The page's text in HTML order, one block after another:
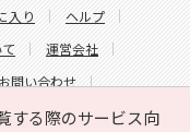
する際のサービス向
入り
ヘルプ
運営会社
問い合わせ
合わせ